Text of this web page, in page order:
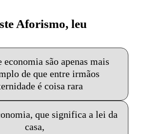
Aforismo, leu
economia são apenas mais
de que entre irmãos
é coisa rara
que significa a lei da
casa,